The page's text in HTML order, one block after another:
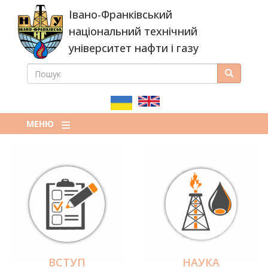
основного
вмісту
Івано-Франківський
національний технічний
університет нафти і газу
ПОШУКОВА
ПОШУК Пошук
МЕНЮ
ВСТУП НАУКА